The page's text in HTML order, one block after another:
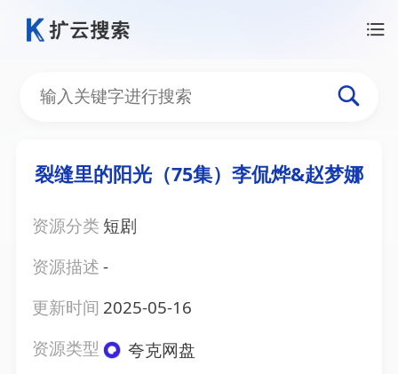
裂缝里的阳光（75集）李侃烨&赵梦娜
资源分类 短剧
资源描述-
更新时间 2025-05-16
资源类型
夸克网盘